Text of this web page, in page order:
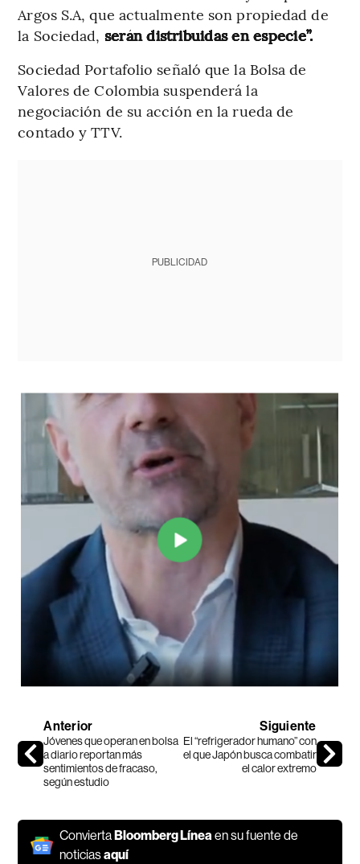
Argos S.A, que actualmente son propiedad de
la Sociedad, serán distribuidas en especie”.
Sociedad Portafolio señaló que la Bolsa de
Valores de Colombia suspenderá la
negociación de su acción en la rueda de
contado y TTV.
PUBLICIDAD
Anterior
Jóvenes que operan en bolsa
a diario reportan más
sentimientos de fracaso,
según estudio
Siguiente
El “refrigerador humano” con
el que Japón busca combatir
el calor extremo
ConviertaBloomberg Líneaen su fuente de
noticiasaquí